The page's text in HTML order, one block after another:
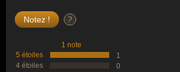
?
1 note
5 étoiles
1
4 étoiles
0